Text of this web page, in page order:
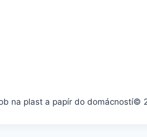
na plast a papír do domácností©